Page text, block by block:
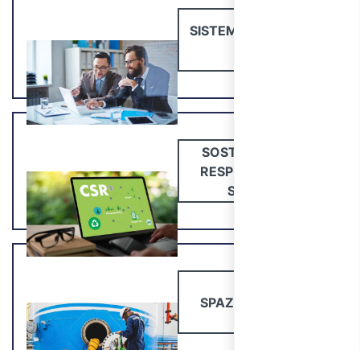
SISTEMI GESTIONE E
SOSTENIBILITÀ E
RESPONSABILITÀ
SOCIALE
SPAZI CONFINATI